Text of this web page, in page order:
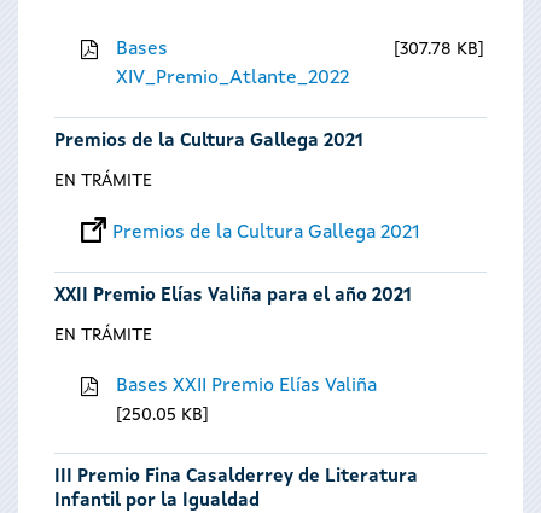
Bases
XIV_Premio_Atlante_2022
307.78 KB
Premios de la Cultura Gallega 2021
EN TRÁMITE
Premios de la Cultura Gallega 2021
XXII Premio Elías Valiña para el año 2021
EN TRÁMITE
Bases XXII Premio Elías Valiña
250.05 KB
III Premio Fina Casalderrey de Literatura
Infantil por la Igualdad